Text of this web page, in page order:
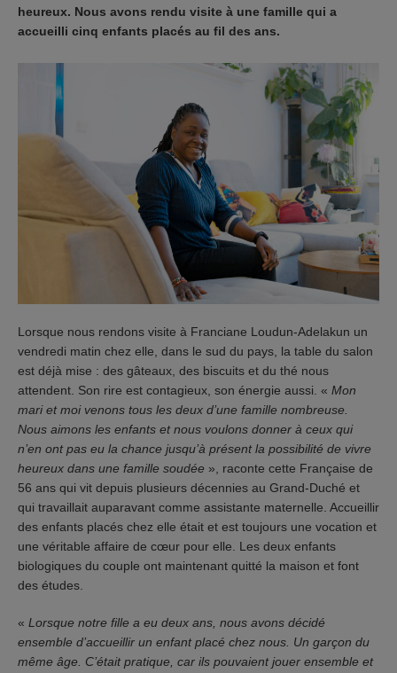
heureux. Nous avons rendu visite à une famille qui a
accueilli cinq enfants placés au fil des ans.
Lorsque nous rendons visite à Franciane Loudun-Adelakun un
vendredi matin chez elle, dans le sud du pays, la table du salon
est déjà mise : des gâteaux, des biscuits et du thé nous
attendent. Son rire est contagieux, son énergie aussi. « Mon
mari et moi venons tous les deux d’une famille nombreuse.
Nous aimons les enfants et nous voulons donner à ceux qui
n’en ont pas eu la chance jusqu’à présent la possibilité de vivre
heureux dans une famille soudée », raconte cette Française de
56 ans qui vit depuis plusieurs décennies au Grand-Duché et
qui travaillait auparavant comme assistante maternelle. Accueillir
des enfants placés chez elle était et est toujours une vocation et
une véritable affaire de cœur pour elle. Les deux enfants
biologiques du couple ont maintenant quitté la maison et font
des études.
« Lorsque notre fille a eu deux ans, nous avons décidé
ensemble d’accueillir un enfant placé chez nous. Un garçon du
même âge. C’était pratique, car ils pouvaient jouer ensemble et